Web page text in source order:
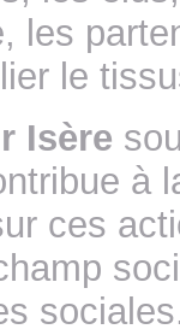
les
le
Isère
à
ces